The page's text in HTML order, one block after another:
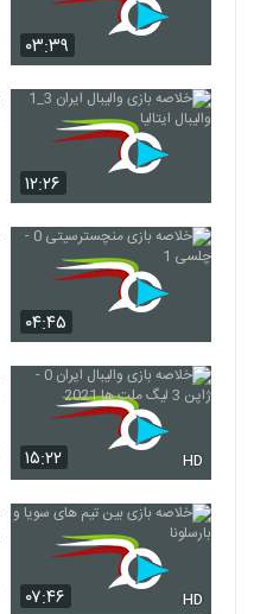
۰۳:۳۹
۱۲:۲۶
۰۴:۴۵
۱۵:۲۲ HD
۰۷:۴۶ HD